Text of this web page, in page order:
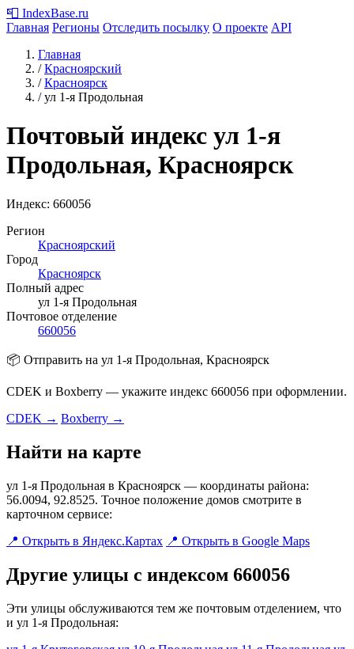
📮 IndexBase.ru
Главная Регионы Отследить посылку О проекте API
Главная
/ Красноярский
/ Красноярск
/ ул 1-я Продольная
Почтовый индекс ул 1-я
Продольная, Красноярск
Индекс: 660056
Регион
Красноярский
Город
Красноярск
Полный адрес
ул 1-я Продольная
Почтовое отделение
660056
📦 Отправить на ул 1-я Продольная, Красноярск
CDEK и Boxberry — укажите индекс 660056 при оформлении.
CDEK → Boxberry →
Найти на карте
ул 1-я Продольная в Красноярск — координаты района:
56.0094, 92.8525. Точное положение домов смотрите в
карточном сервисе:
📍 Открыть в Яндекс.Картах 📍 Открыть в Google Maps
Другие улицы с индексом 660056
Эти улицы обслуживаются тем же почтовым отделением, что
и ул 1-я Продольная: